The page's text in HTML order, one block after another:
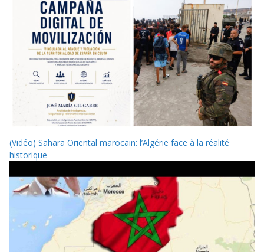
(Vidéo) Sahara Oriental marocain: l’Algérie face à la réalité
historique